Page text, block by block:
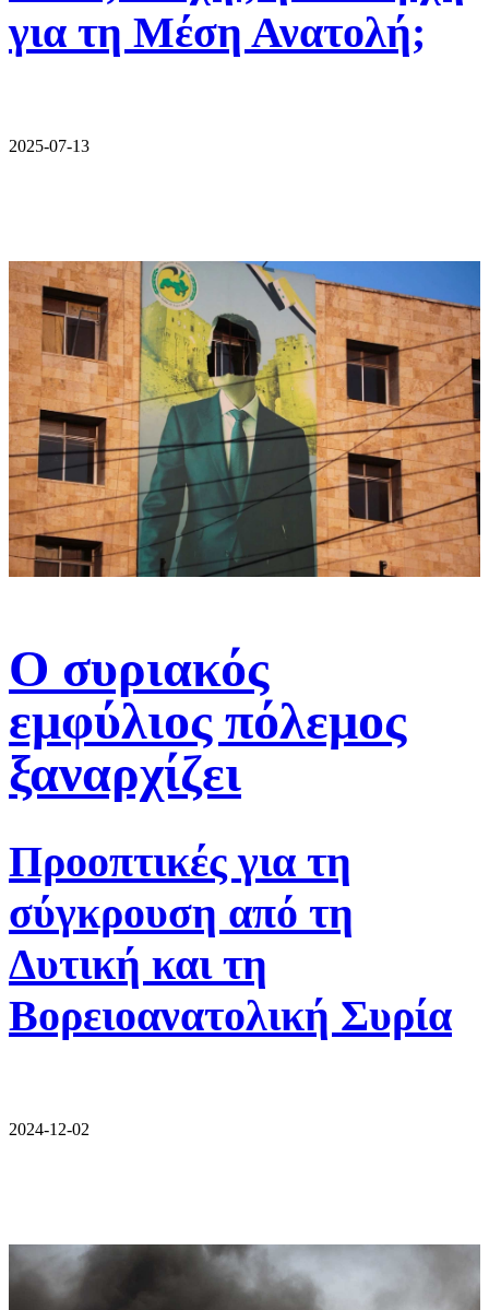
για τη Μέση Ανατολή;
2025-07-13
Ο συριακός
εμφύλιος πόλεμος
ξαναρχίζει
Προοπτικές για τη
σύγκρουση από τη
Δυτική και τη
Βορειοανατολική Συρία
2024-12-02